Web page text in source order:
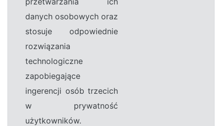
danych osobowych oraz
stosuje odpowiednie
rozwiązania
technologiczne
zapobiegające
ingerencji osób trzecich
w prywatność
użytkowników.